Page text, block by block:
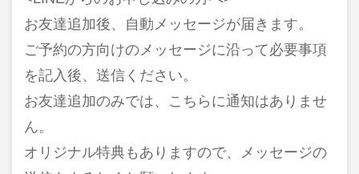
お友達追加後、自動メッセージが届きます。
ご予約の方向けのメッセージに沿って必要事項
を記入後、送信ください。
お友達追加のみでは、こちらに通知はありませ
ん。
オリジナル特典もありますので、メッセージの